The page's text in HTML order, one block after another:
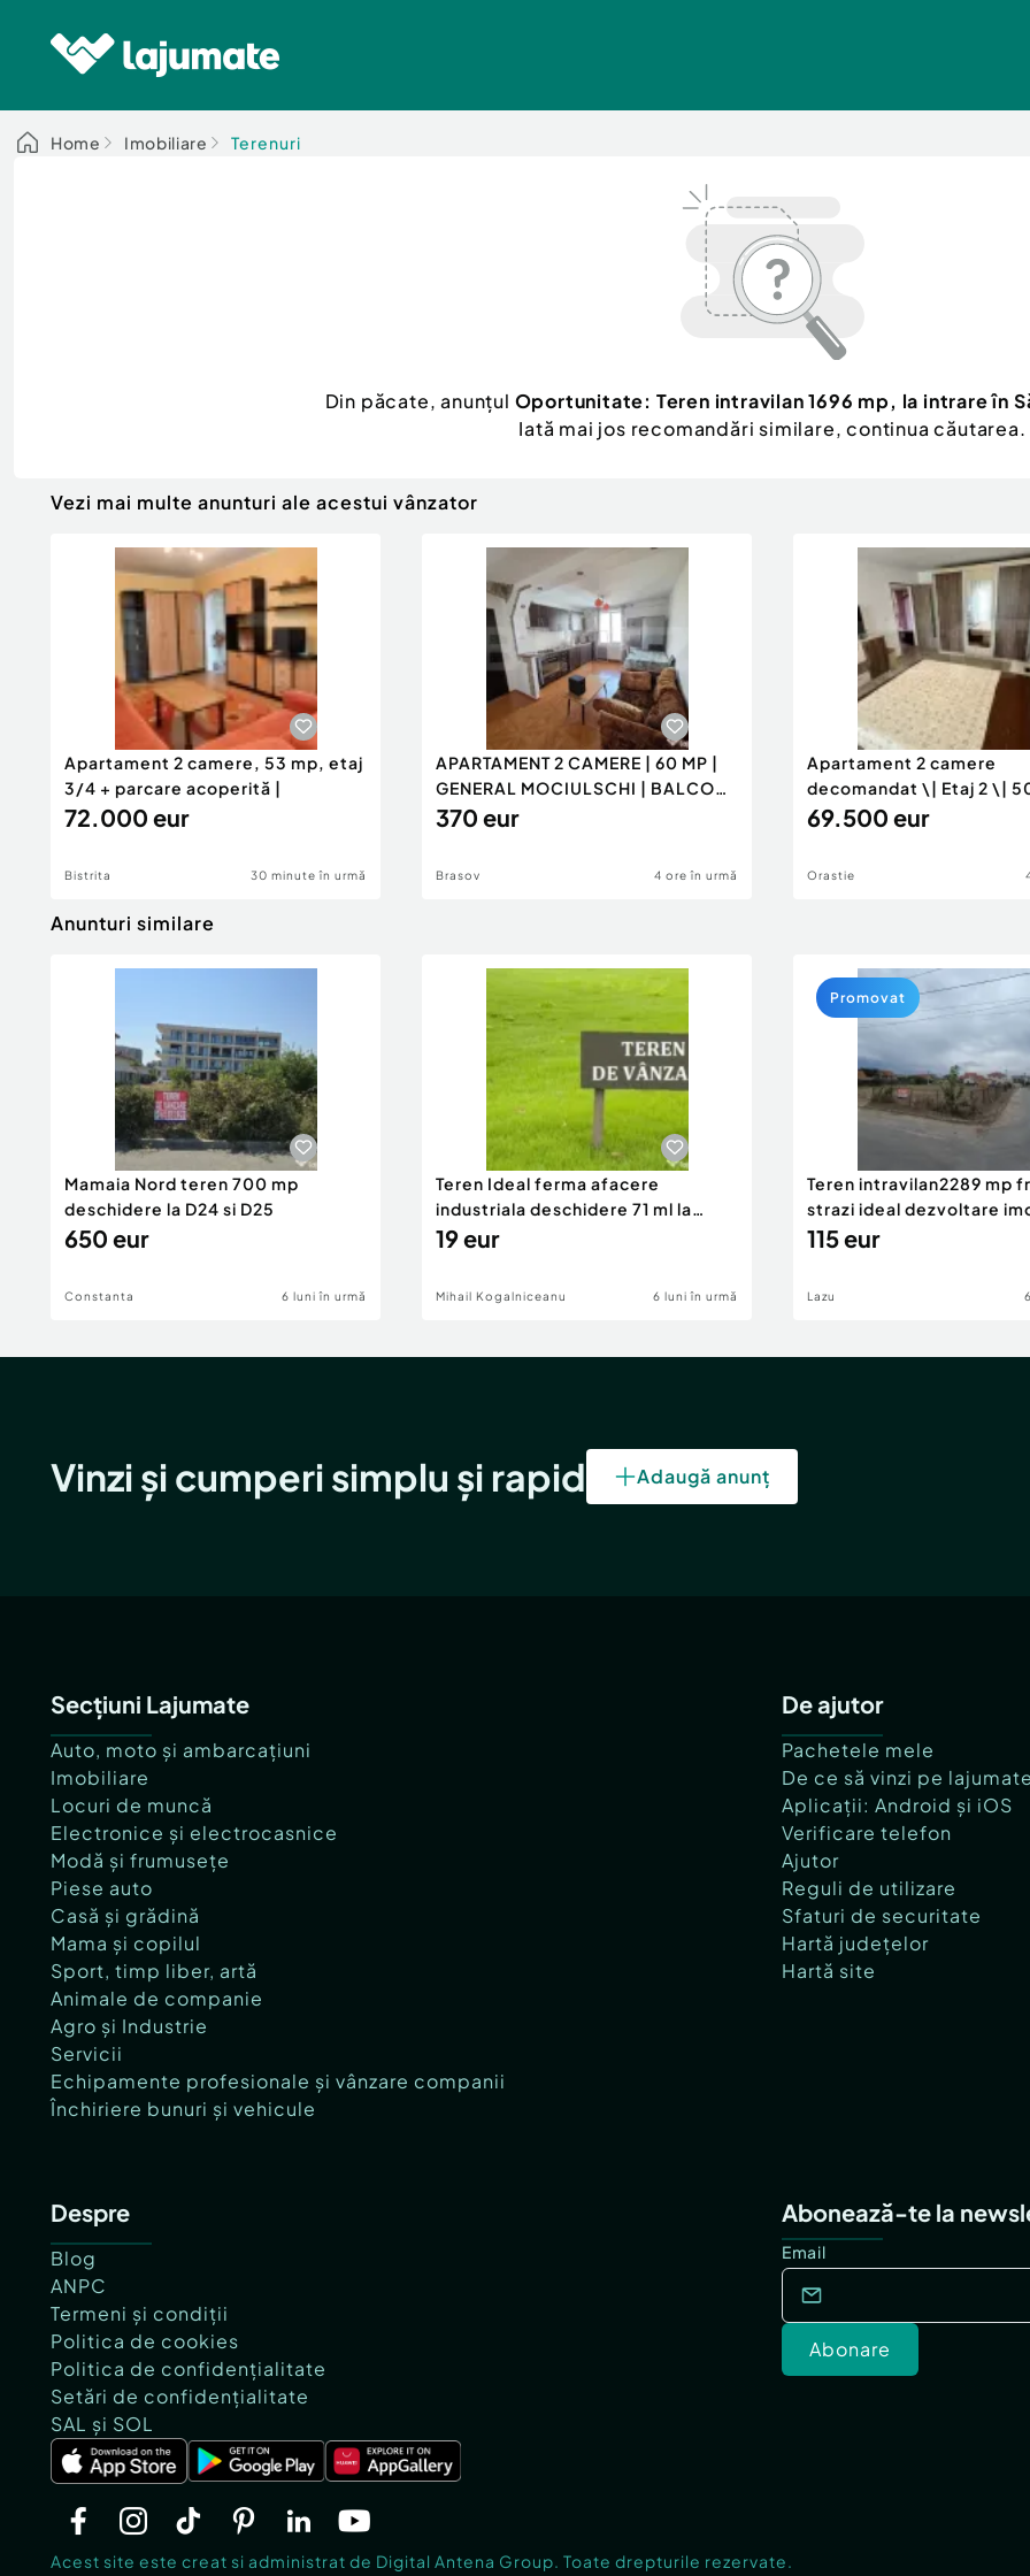
Home Imobiliare Terenuri
Din păcate, anunțul Oportunitate: Teren intravilan 1696 mp, la intrare în
Iată mai jos recomandări similare, continua căutarea.
Vezi mai multe anunturi ale acestui vânzator
Apartament 2 camere, 53 mp, etaj
3/4 + parcare acoperită |
72.000 eur
Bistrita 30 minute în urmă
APARTAMENT 2 CAMERE | 60 MP |
GENERAL MOCIULSCHI | BALCON
DE
370 eur
Brasov 4 ore în urmă
Apartament 2 camere
decomandat \| Etaj 2 \|
mp ba
69.500 eur
Orastie
Anunturi similare
Mamaia Nord teren 700 mp
deschidere la D24 si D25
650 eur
Constanta 6 luni în urmă
Teren Ideal ferma afacere
industriala deschidere 71 ml la
DN2A
19 eur
Mihail Kogalniceanu 6 luni în urmă
Teren intravilan2289 mp
strazi ideal dezvoltare
115 eur
Lazu
Promovat
Vinzi și cumperi simplu și rapid Adaugă anunț
Secțiuni Lajumate
Auto, moto și ambarcațiuni
Imobiliare
Locuri de muncă
Electronice și electrocasnice
Modă și frumusețe
Piese auto
Casă și grădină
Mama și copilul
Sport, timp liber, artă
Animale de companie
Agro și Industrie
Servicii
Echipamente profesionale și vânzare companii
Închiriere bunuri și vehicule
De ajutor
Pachetele mele
De ce să vinzi pe
Aplicații: Android și iOS
Verificare telefon
Ajutor
Reguli de utilizare
Sfaturi de securitate
Hartă județelor
Hartă site
Despre
Blog
ANPC
Termeni și condiții
Politica de cookies
Politica de confidențialitate
Setări de confidențialitate
SAL și SOL
Abonează-te la
Email
Abonare
Acest site este creat si administrat de Digital Antena Group. Toate drepturile rezervate.